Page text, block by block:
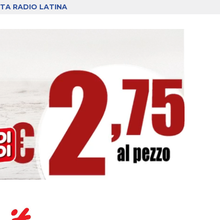
RADIO LATINA